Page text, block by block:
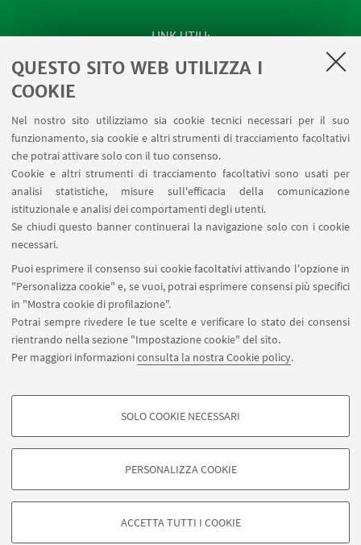
QUESTO SITO WEB UTILIZZA I
COOKIE
Nel nostro sito utilizziamo sia cookie tecnici necessari per il suo
funzionamento, sia cookie e altri strumenti di tracciamento facoltativi
che potrai attivare solo con il tuo consenso.
Cookie e altri strumenti di tracciamento facoltativi sono usati per
analisi statistiche, misure sull'efficacia della comunicazione
istituzionale e analisi dei comportamenti degli utenti.
Se chiudi questo banner continuerai la navigazione solo con i cookie
necessari.
Puoi esprimere il consenso sui cookie facoltativi attivando l'opzione in
"Personalizza cookie" e, se vuoi, potrai esprimere consensi più specifici
in "Mostra cookie di profilazione".
Potrai sempre rivedere le tue scelte e verificare lo stato dei consensi
rientrando nella sezione "Impostazione cookie" del sito.
Per maggiori informazioniconsulta la nostra Cookie policy.
COOKIE DI PROFILAZIONE - FACOLTATIVI
degli utenti, creare profili in base al loro comportamento sul sito, per analisi
di marketing.
SOLO COOKIE NECESSARI
PERSONALIZZA COOKIE
ACCETTA TUTTI I COOKIE
LINK UTILI
Apps
Prenotazione Sale
Carta dei Servizi
SEGUI IL DIPARTIMENTO SU:
SEGUI UNIBO SU:
APP:
©Copyright 2026 - ALMA MATER STUDIORUM - Università di
Bologna - Via Zamboni, 33 - 40126 Bologna - PI: 01131710376 - CF:
80007010376
Privacy
Note legali
Informazioni sul sito e accessibilità
Impostazioni Cookie